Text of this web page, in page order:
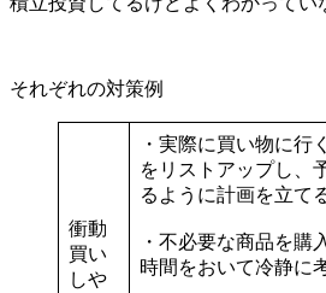
それぞれの対策例
衝動
買い
しや
・実際に買い物に行
をリストアップし、
るように計画を立て
・不必要な商品を購
時間をおいて冷静に